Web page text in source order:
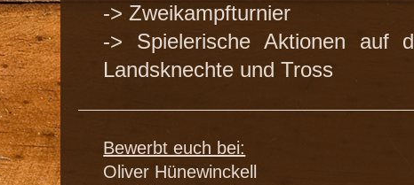
-> Zweikampfturnier
-> Spielerische Aktionen auf
Landsknechte und Tross
Bewerbt euch bei:
Oliver Hünewinckell